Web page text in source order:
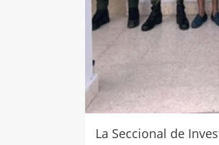
La Seccional de